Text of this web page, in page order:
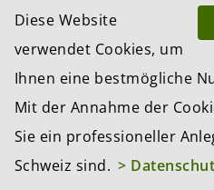
KKR hat das Final Closing
Infrastructure Investors V
einem Volumen von 19,2
handelt es sich um den
Infrastrukturfonds in...
Diese Website
verwendet Cookies, um
Ihnen eine bestmögliche
Mit der Annahme der
Sie ein professioneller
Schweiz sind. >